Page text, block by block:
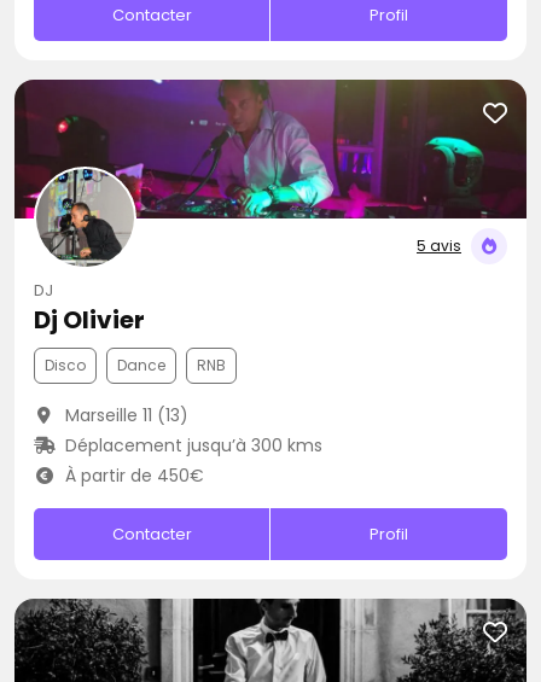
Contacter Profil
5 avis
DJ
Dj Olivier
Disco Dance RNB
Marseille 11 (13)
Déplacement jusqu’à 300 kms
À partir de 450€
Contacter Profil